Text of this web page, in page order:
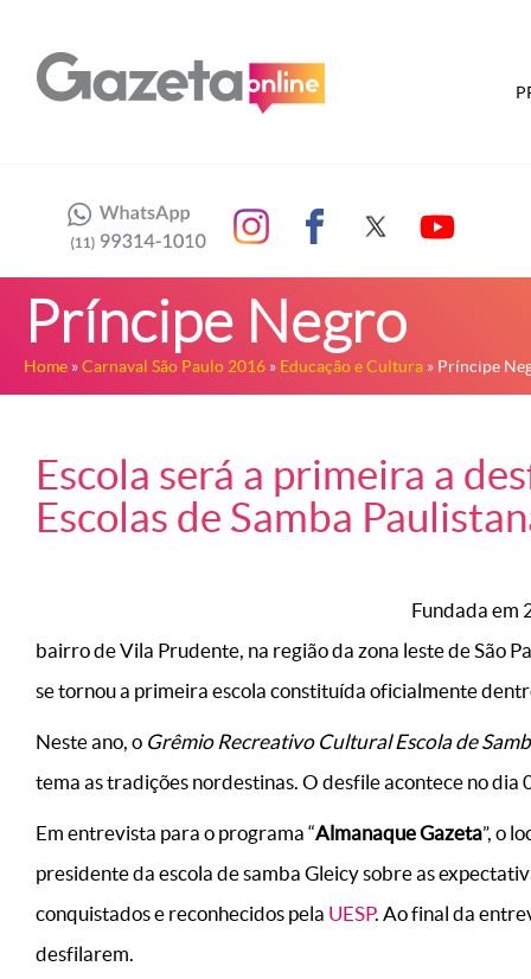
Príncipe Negro
Home »Carnaval São Paulo 2016 » Educação e Cultura » Príncipe
Escola será a primeira a
Escolas de Samba
Fundada em
bairro de Vila Prudente, na região da zona leste de São
se tornou a primeira escola constituída oficialmente
Neste ano, o Grêmio Recreativo Cultural Escola de
tema as tradições nordestinas. O desfile acontece no
Em entrevista para o programa “Almanaque Gazeta”, o
presidente da escola de samba Gleicy sobre as
conquistados e reconhecidos pela UESP. Ao final da
desfilarem.